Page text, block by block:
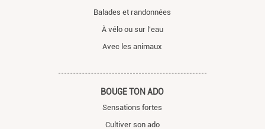
Balades et randonnées
À vélo ou sur l'eau
Avec les animaux
BOUGE TON ADO
Sensations fortes
Cultiver son ado